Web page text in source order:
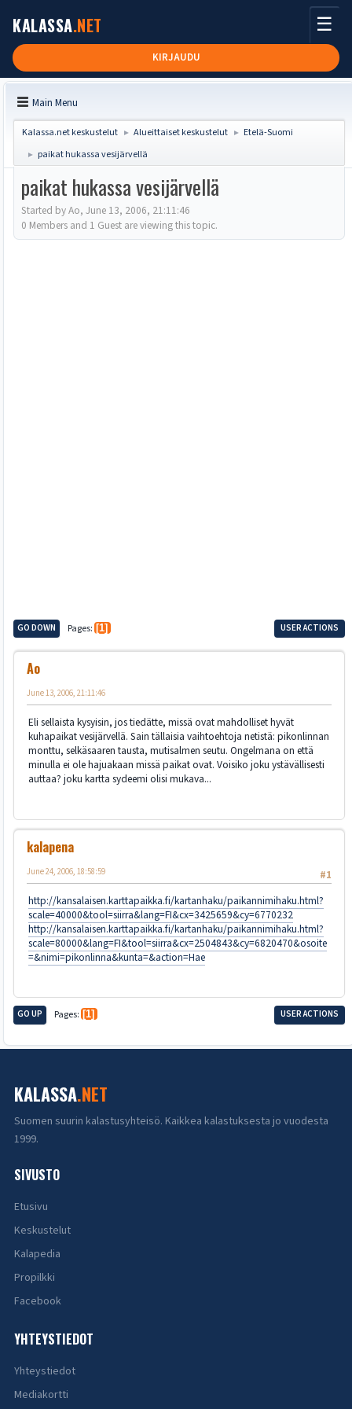
KALASSA.NET
KIRJAUDU
☰
Main Menu
Kalassa.net keskustelut ► Alueittaiset keskustelut ► Etelä-Suomi
► paikat hukassa vesijärvellä
paikat hukassa vesijärvellä
Started by Ao, June 13, 2006, 21:11:46
0 Members and 1 Guest are viewing this topic.
GO DOWN Pages 1 USER ACTIONS
Ao
June 13, 2006, 21:11:46
Eli sellaista kysyisin, jos tiedätte, missä ovat mahdolliset hyvät
kuhapaikat vesijärvellä. Sain tällaisia vaihtoehtoja netistä: pikonlinnan
monttu, selkäsaaren tausta, mutisalmen seutu. Ongelmana on että
minulla ei ole hajuakaan missä paikat ovat. Voisiko joku ystävällisesti
auttaa? joku kartta sydeemi olisi mukava...
kalapena
#1
June 24, 2006, 18:58:59
http://kansalaisen.karttapaikka.fi/kartanhaku/paikannimihaku.html?
scale=40000&tool=siirra&lang=FI&cx=3425659&cy=6770232
http://kansalaisen.karttapaikka.fi/kartanhaku/paikannimihaku.html?
scale=80000&lang=FI&tool=siirra&cx=2504843&cy=6820470&osoite
=&nimi=pikonlinna&kunta=&action=Hae
GO UP Pages 1 USER ACTIONS
KALASSA.NET
Suomen suurin kalastusyhteisö. Kaikkea kalastuksesta jo vuodesta
1999.
SIVUSTO
Etusivu
Keskustelut
Kalapedia
Propilkki
Facebook
YHTEYSTIEDOT
Yhteystiedot
Mediakortti